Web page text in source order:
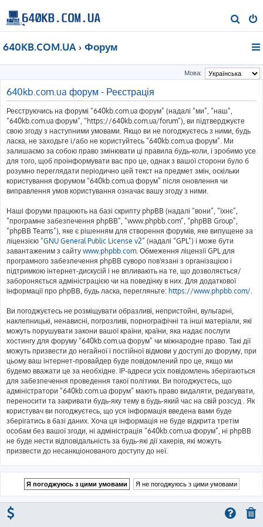
о
к
640KB.COM.UA Форум
Мова:
640kb.com.ua форум - Реєстрація
Реєструючись на форумі “640kb.com.ua форум” (надалі “ми”, “наш”,
“640kb.com.ua форум”, “https://640kb.com.ua/forum”), ви підтверджуєте
свою згоду з наступними умовами. Якщо ви не погоджуєтесь з ними, будь
ласка, не заходьте і/або не користуйтесь “640kb.com.ua форум”. Ми
залишаємо за собою право змінювати ці правила будь-коли, і зробимо усе
для того, щоб проінформувати вас про це, однак з вашої сторони було б
розумно переглядати періодично цей текст на предмет змін, оскільки
користування форумом “640kb.com.ua форум” після оновлення чи
виправлення умов користування означає вашу згоду з ними.
Наші форуми працюють на базі скрипту phpBB (надалі “вони”, “їхнє”,
“програмне забезпечення phpBB”, “www.phpbb.com”, “phpBB Group”,
“phpBB Teams”), яке є рішенням для створення форумів, яке випущене за
ліцензією “GNU General Public License v2” (надалі “GPL”) і може бути
завантаженим з сайту www.phpbb.com. Обмеження ліцензії GPL для
програмного забезпечення phpBB суворо пов'язані з організацією і
підтримкою інтернет-дискусій і не впливають на те, що дозволяється/
забороняється адміністрацією чи на поведінку в них. Для додаткової
інформації про phpBB, будь ласка, перегляньте: https://www.phpbb.com/.
Ви погоджуєтесь не розміщувати образливі, непристойні, вульгарні,
наклепницькі, ненависні, погрозливі, порнографічні та інші матеріали, які
можуть порушувати закони вашої країни, країни, яка надає послуги
хостингу для форуму “640kb.com.ua форум” чи міжнародне право. Такі дії
можуть призвести до негайної і постійної відмови у доступі до форуму, при
цьому ваш інтернет-провайдер буде повідомлений про це, якщо ми
будемо вважати це за необхідне. IP-адреси усіх повідомлень зберігаються
для забезпечення проведення такої політики. Ви погоджуєтесь, що
адміністратори “640kb.com.ua форум” мають право видаляти, редагувати,
переносити та закривати будь-яку тему в будь-який час на свій розсуд . Як
користувач ви погоджуєтесь, що уся інформація введена вами буде
зберігатись в базі даних. Хоча ця інформація не буде відкрита третім
особам без вашої згоди, ні адміністрація “640kb.com.ua форум”, ні phpBB
не буде нести відповідальність за будь-які дії хакерів, які можуть
призвести до несанкціонованого доступу до неї.